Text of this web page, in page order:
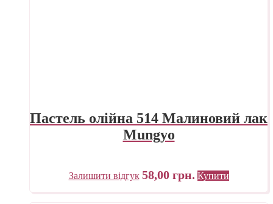
Пастель олійна 514 Малиновий лак
Mungyo
Залишити відгук 58,00 грн. Купити